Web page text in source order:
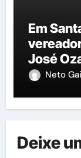
Em
vereador tomou posse na
José Ozanan,
agenda
Neto
Deixe